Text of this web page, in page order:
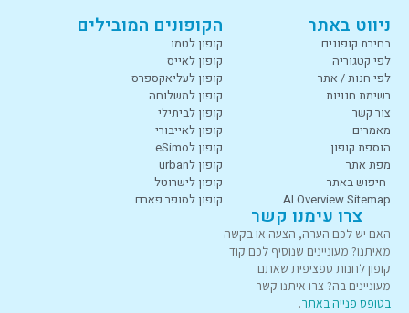
ניווט באתר
בחירת קופונים
לפי קטגוריה
לפי חנות / אתר
רשימת חנויות
צור קשר
מאמרים
הוספת קופון
מפת אתר
חיפוש באתר
AI Overview Sitemap
הקופונים המובילים
קופון לטמו
קופון לאייס
קופון לעליאקספרס
קופון למשלוחה
קופון לביתילי
קופון לאייבורי
קופון לeSimo
קופון לurban
קופון לישרוטל
קופון לסופר פארם
צרו עימנו קשר
האם יש לכם הערה, הצעה או בקשה
מאיתנו? מעוניינים שנוסיף לכם קוד
קופון לחנות ספציפית שאתם
מעוניינים בה? צרו איתנו קשר
בטופס פנייה באתר.